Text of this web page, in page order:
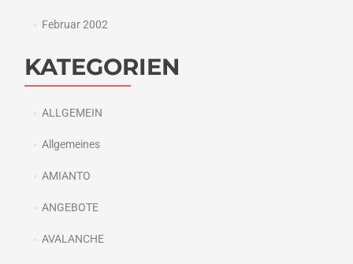
Februar 2002
KATEGORIEN
ALLGEMEIN
Allgemeines
AMIANTO
ANGEBOTE
AVALANCHE